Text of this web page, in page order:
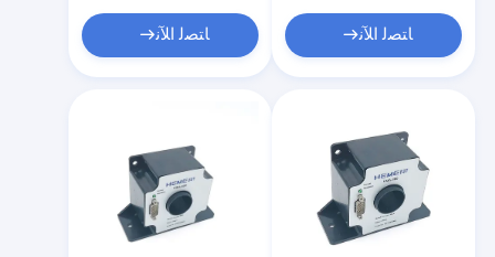
ﺎﺘﺼﻟ ﺍﻶﻧ ﺎﺘﺼﻟ ﺍﻶﻧ